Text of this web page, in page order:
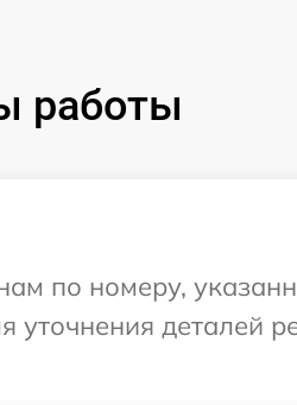
работы
по номеру,
деталей